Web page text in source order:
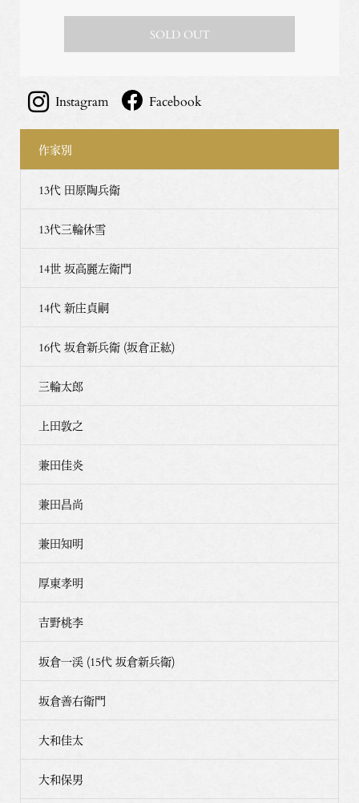
SOLD OUT
Instagram Facebook
作家別
13代 田原陶兵衛
13代三輪休雪
14世 坂高麗左衛門
14代 新庄貞嗣
16代 坂倉新兵衛 (坂倉正紘)
三輪太郎
上田敦之
兼田佳炎
兼田昌尚
兼田知明
厚東孝明
吉野桃李
坂倉一渓 (15代 坂倉新兵衛)
坂倉善右衛門
大和佳太
大和保男